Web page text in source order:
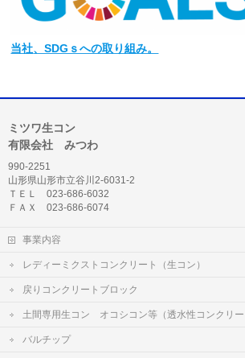
当社、SDGｓへの取り組み。
ミツワ生コン
有限会社 みつわ
990-2251
山形県山形市立谷川2-6031-2
ＴＥＬ 023-686-6032
ＦＡＸ 023-686-6074
事業内容
レディーミクストコンクリート（生コン）
戻りコンクリートブロック
土間専用生コン オコシコン等（透水性コンクリー
バルチップ